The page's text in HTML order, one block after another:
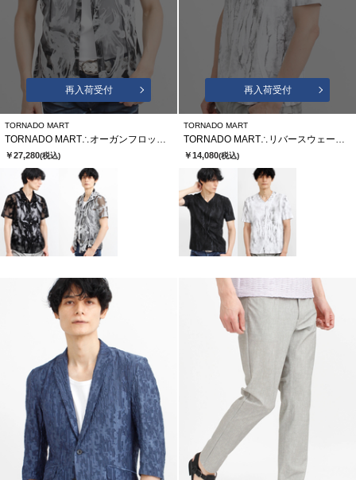
再入荷受付
TORNADO MART
TORNADO MART∴オーガンフロッキースモークプリント半袖シャツ
￥27,280(税込)
再入荷受付
TORNADO MART
TORNADO MART∴リバースウェーブシームVネック半袖カットソー
￥14,080(税込)